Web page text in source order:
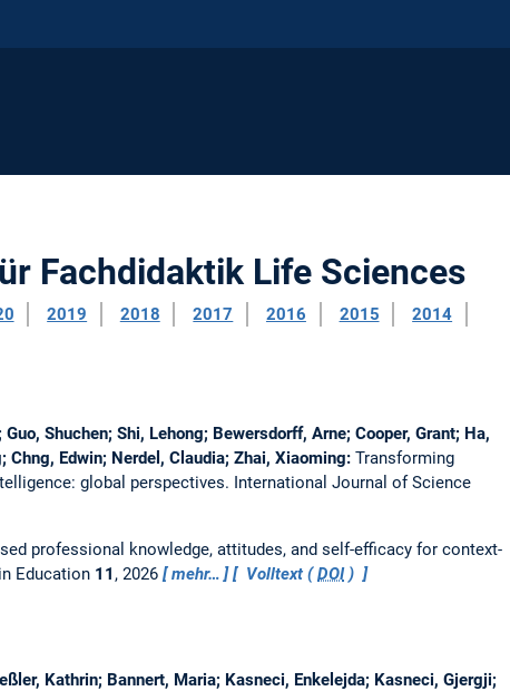
Fachdidaktik Life Sciences
2019 2018 2017 2016 2015
2014
Shuchen; Shi, Lehong; Bewersdorff, Arne; Cooper, Grant; Ha,
Edwin; Nerdel, Claudia; Zhai, Xiaoming: Transforming
global perspectives. International Journal of Science
professional knowledge, attitudes, and self-efficacy for context-
Education 11 , 2026 mehr… Volltext (DOI)
Kathrin; Bannert, Maria; Kasneci, Enkelejda; Kasneci, Gjergji;